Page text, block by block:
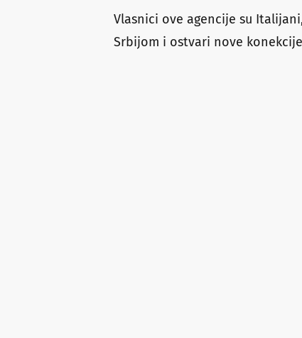
Vlasnici ove agencije su
Srbijom i ostvari nove